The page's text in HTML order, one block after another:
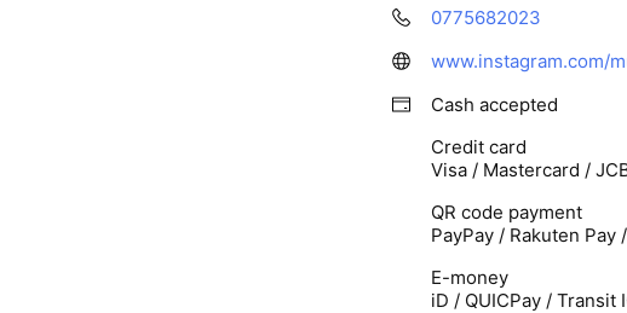
0775682023
www.instagram.com/
Cash accepted
Credit card
Visa / Mastercard /
QR code payment
PayPay / Rakuten Pay
E-money
iD / QUICPay / Transit